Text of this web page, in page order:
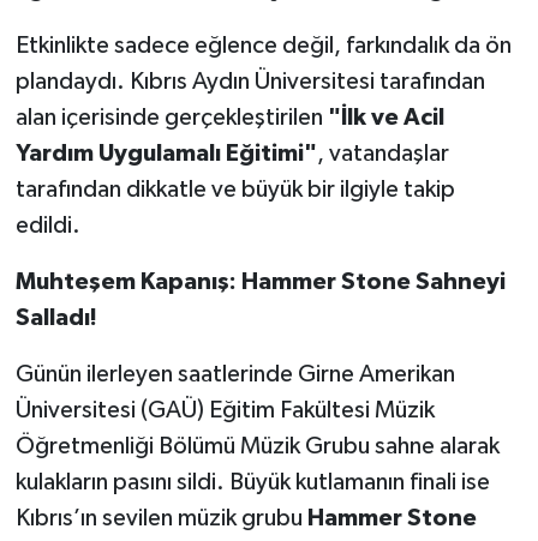
Etkinlikte sadece eğlence değil, farkındalık da ön
plandaydı. Kıbrıs Aydın Üniversitesi tarafından
alan içerisinde gerçekleştirilen "İlk ve Acil
Yardım Uygulamalı Eğitimi", vatandaşlar
tarafından dikkatle ve büyük bir ilgiyle takip
edildi.
Muhteşem Kapanış: Hammer Stone Sahneyi
Salladı!
Günün ilerleyen saatlerinde Girne Amerikan
Üniversitesi (GAÜ) Eğitim Fakültesi Müzik
Öğretmenliği Bölümü Müzik Grubu sahne alarak
kulakların pasını sildi. Büyük kutlamanın finali ise
Kıbrıs’ın sevilen müzik grubu Hammer Stone